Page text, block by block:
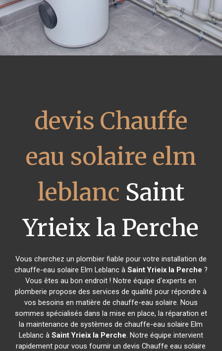
devis Chauffe
eau solaire elm
leblanc Saint
Yrieix la Perche
Vous cherchez un plombier fiable pour votre installation de
chauffe-eau solaire Elm Leblanc à Saint Yrieix la Perche ?
Vous êtes au bon endroit ! Notre équipe d'experts en
plomberie propose des services de qualité pour répondre à
vos besoins en matière de chauffe-eau solaire. Nous
sommes spécialisés dans la mise en place, la réparation et
la maintenance de systèmes de chauffe-eau solaire Elm
Leblanc à Saint Yrieix la Perche. Notre équipe intervient
rapidement pour vous fournir un devis Chauffe eau solaire